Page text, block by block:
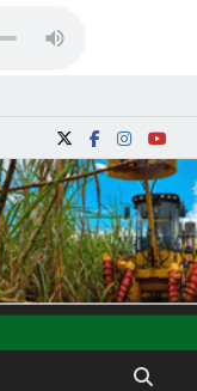
de
de Florida, Camagüey,